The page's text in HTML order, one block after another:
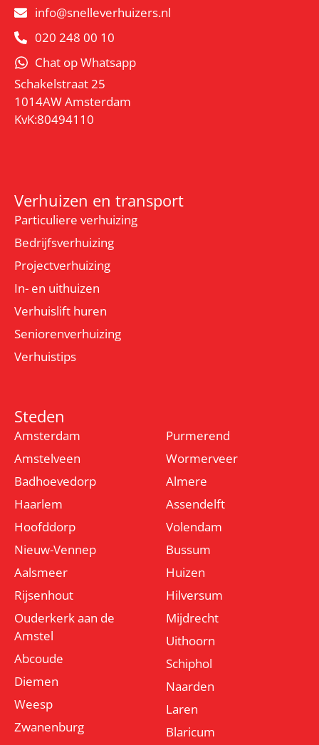
info@snelleverhuizers.nl
020 248 00 10
Chat op Whatsapp
Schakelstraat 25
1014AW Amsterdam
KvK:80494110
Verhuizen en transport
Particuliere verhuizing
Bedrijfsverhuizing
Projectverhuizing
In- en uithuizen
Verhuislift huren
Seniorenverhuizing
Verhuistips
Steden
Amsterdam
Amstelveen
Badhoevedorp
Haarlem
Hoofddorp
Nieuw-Vennep
Aalsmeer
Rijsenhout
Ouderkerk aan de
Amstel
Abcoude
Diemen
Weesp
Zwanenburg
Purmerend
Wormerveer
Almere
Assendelft
Volendam
Bussum
Huizen
Hilversum
Mijdrecht
Uithoorn
Schiphol
Naarden
Laren
Blaricum